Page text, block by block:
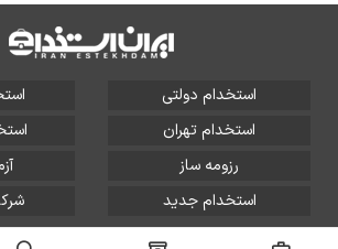
استخدام دولتی
استخدام تهران
رزومه ساز
استخدام جدید
تمامی حقوق این سایت برای آلتین